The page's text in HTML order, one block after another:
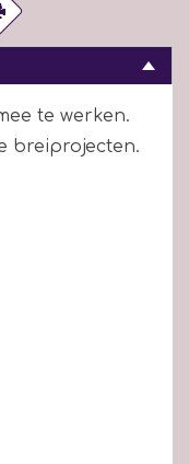
te werken.
breiprojecten.